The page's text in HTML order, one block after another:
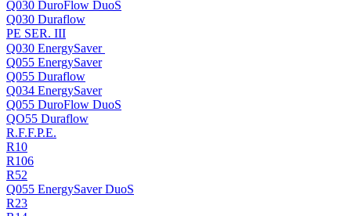
Q030 DuroFlow DuoS
Q030 Duraflow
PE SER. III
Q030 EnergySaver
Q055 EnergySaver
Q055 Duraflow
Q034 EnergySaver
Q055 DuroFlow DuoS
QO55 Duraflow
R.F.F.P.E.
R10
R106
R52
Q055 EnergySaver DuoS
R23